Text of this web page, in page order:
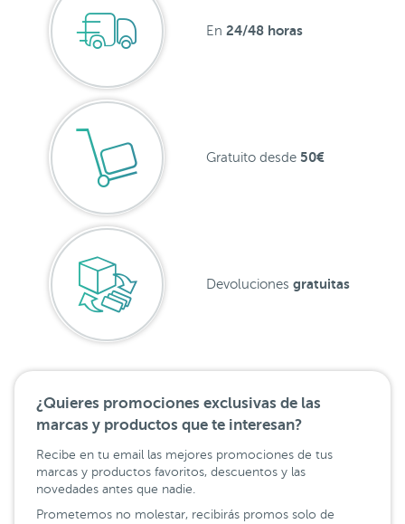
En 24/48 horas
Gratuito desde 50€
Devoluciones gratuitas
¿Quieres promociones exclusivas de las
marcas y productos que te interesan?
Recibe en tu email las mejores promociones de tus
marcas y productos favoritos, descuentos y las
novedades antes que nadie.
Prometemos no molestar, recibirás promos solo de